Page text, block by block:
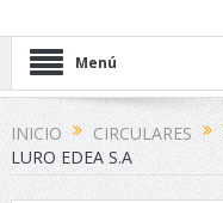
Menú
INICIO CIRCULARES
LURO EDEA S.A